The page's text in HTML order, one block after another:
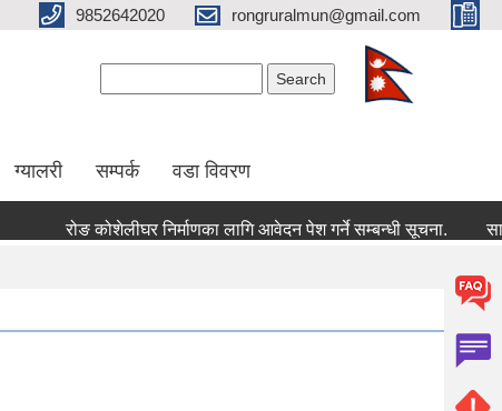
9852642020 rongruralmun@gmail.com
ग्यालरी सम्पर्क वडा विवरण
रोङ कोशेलीघर निर्माणका लागि आवेदन पेश गर्ने सम्बन्धी सूचना.